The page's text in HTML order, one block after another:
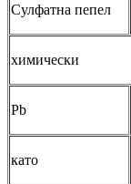
Сулфатна пепел
химически
Pb
като